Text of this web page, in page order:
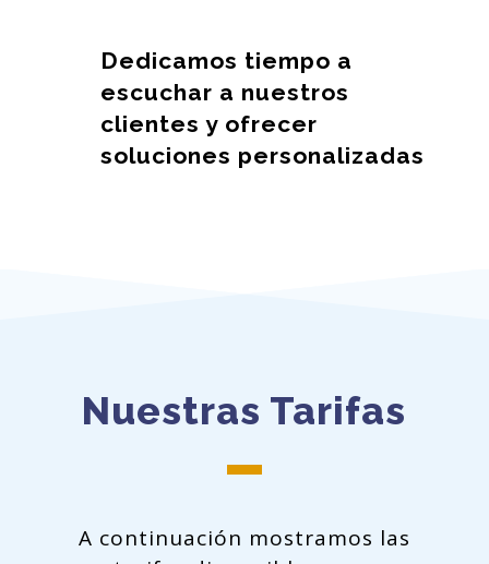
Dedicamos tiempo a
escuchar a nuestros
clientes y ofrecer
soluciones personalizadas
Nuestras Tarifas
A continuación mostramos las